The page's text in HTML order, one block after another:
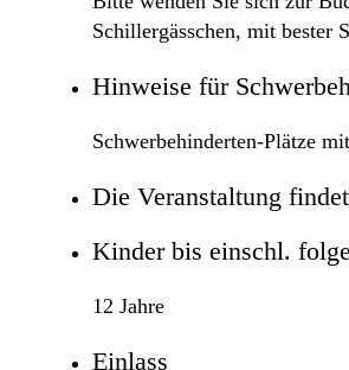
Schillergässchen, mit bester
Hinweise für
Schwerbehinderten-Plätze
Die Veranstaltung
Kinder bis einschl.
12 Jahre
Einlass